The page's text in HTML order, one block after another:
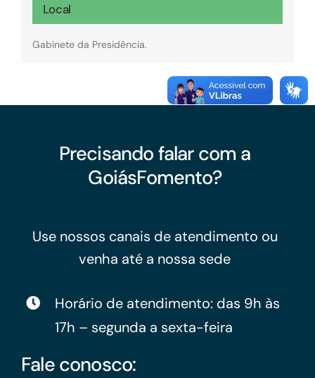
Local
Gabinete da Presidência.
Precisando falar com a
GoiásFomento?
Use nossos canais de atendimento ou
venha até a nossa sede
Horário de atendimento: das 9h às
17h – segunda a sexta-feira
Fale conosco: